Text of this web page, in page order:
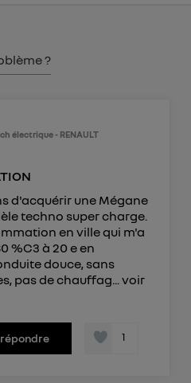
?
électrique - RENAULT
d'acquérir une Mégane
techno super charge.
en ville qui m'a
%C3 à 20 e en
douce, sans
pas de chauffag... voir
répondre 1
veuillez consulter
sur les données